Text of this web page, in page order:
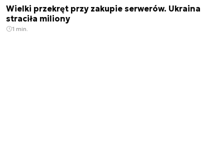
Wielki przekręt przy zakupie serwerów. Ukraina
straciła miliony
1 min.